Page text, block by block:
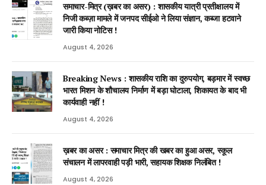
समाचार-मित्र (ख़बर का असर) : शासकीय यात्री प्रतीक्षालय में
निजी कब्ज़ा मामले में जनपद सीईओ ने लिया संज्ञान, कब्जा हटवाने
जारी किया नोटिस !
August 4, 2026
Breaking News : शासकीय राशि का दुरुपयोग, बड़मार में स्वच्छ
भारत मिशन के शौचालय निर्माण में बड़ा घोटाला, शिकायत के बाद भी
कार्यवाही नहीं !
August 4, 2026
ख़बर का असर : समाचार मित्र की खबर का हुआ असर, स्कूल
संचालन में लापरवाही पड़ी भारी, सहायक शिक्षक निलंबित !
August 4, 2026